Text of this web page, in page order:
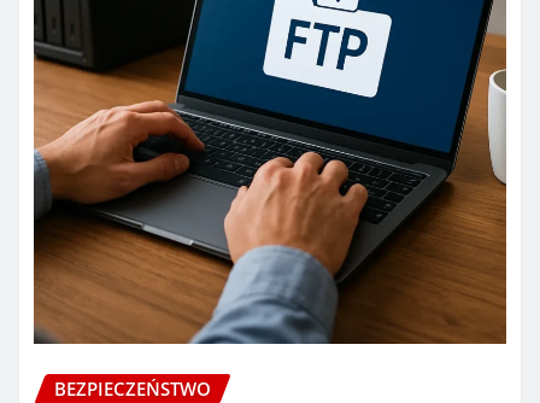
BEZPIECZEŃSTWO